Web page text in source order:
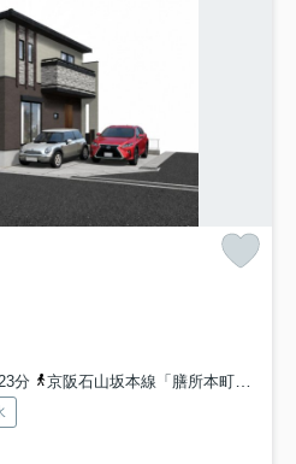
分
京阪石山坂本線「膳所本町」駅 徒歩19分